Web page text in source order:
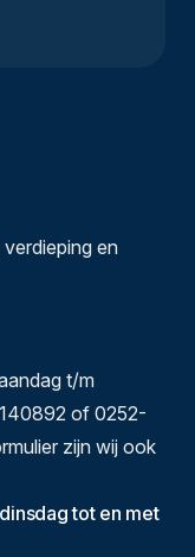
en
t/m
of 0252-
zijn wij ook
tot en met